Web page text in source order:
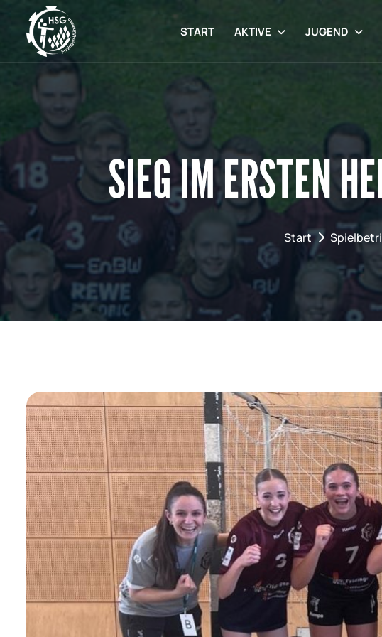
START AKTIVE JUGEND
SIEG IM ERSTEN
Start